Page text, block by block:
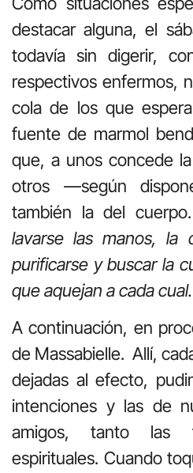
destacar alguna, el
todavía sin digerir,
respectivos enfermos,
cola de los que
fuente de marmol
que, a unos concede
otros —según
también la del cuerpo.
lavarse las manos, la
purificarse y buscar la
que aquejan a cada cual.
A continuación, en
de Massabielle. Allí,
dejadas al efecto,
intenciones y las de
amigos, tanto las
espirituales. Cuando